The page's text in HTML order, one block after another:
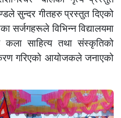
सुन्दर गीतहरु प्रस्तुत दिएको
सर्जगहरूले विभिन्न विद्यालयमा
कला साहित्य तथा संस्कृतिको
गरिएको आयोजकले जनाएको